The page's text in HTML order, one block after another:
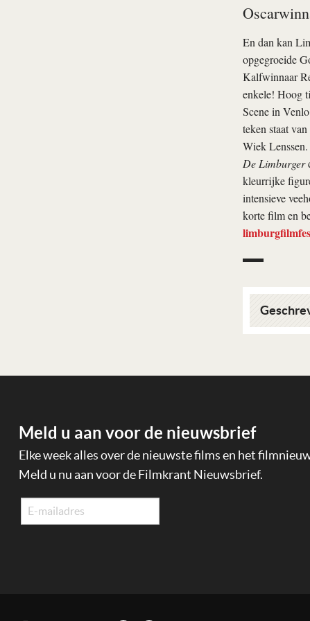
En dan kan
opgegroeide
Kalfwinnaar
enkele! Hoog
Scene in
teken staat
Wiek
De Limburger
kleurrijke
intensieve
korte film en
Meld u aan voor de nieuwsbrief
Elke week alles over de nieuwste films en het
Meld u nu aan voor de Filmkrant Nieuwsbrief.